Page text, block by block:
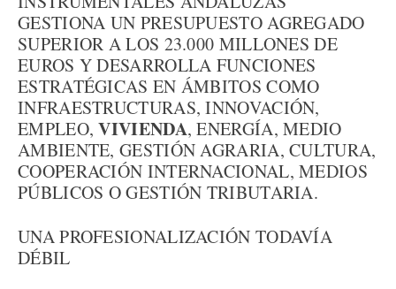
GESTIONA UN PRESUPUESTO AGREGADO
SUPERIOR A LOS 23.000 MILLONES DE
EUROS Y DESARROLLA FUNCIONES
ESTRATÉGICAS EN ÁMBITOS COMO
INFRAESTRUCTURAS, INNOVACIÓN,
EMPLEO,VIVIENDA, ENERGÍA, MEDIO
AMBIENTE, GESTIÓN AGRARIA, CULTURA,
COOPERACIÓN INTERNACIONAL, MEDIOS
PÚBLICOS O GESTIÓN TRIBUTARIA.
UNA PROFESIONALIZACIÓN TODAVÍA
DÉBIL